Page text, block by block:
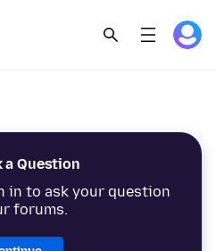
a Question
in to ask your question
forums.